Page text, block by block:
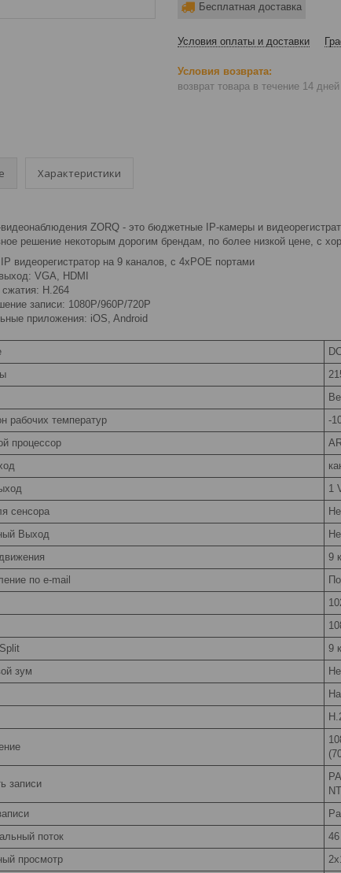
Бесплатная доставка
Условия оплаты и доставки
возврат товара в течение 14 дней
Характеристики
ZORQ - это бюджетные IP-камеры и
решение некоторым дорогим брендам, по более низкой цене, с
видеорегистратор на 9 каналов, с 4xPOE портами
VGA, HDMI
H.264
записи: 1080P/960P/720P
приложения: iOS, Android
рабочих температур
-
процессор
1
сенсора
Выход
9
по e-mail
9
зум
записи
поток
просмотр